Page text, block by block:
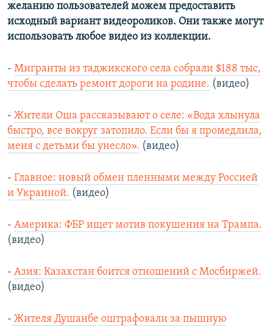
желанию пользователей можем предоставить
исходный вариант видеороликов. Они также могут
использовать любое видео из коллекции.
- Мигранты из таджикского села собрали $188 тыс,
чтобы сделать ремонт дороги на родине. (видео)
- Жители Оша рассказывают о селе: «Вода хлынула
быстро, все вокруг затопило. Если бы я промедлила,
меня с детьми бы унесло». (видео)
- Главное: новый обмен пленными между Россией
и Украиной. (видео)
- Америка: ФБР ищет мотив покушения на Трампа.
(видео)
- Азия: Казахстан боится отношений с Мосбиржей.
(видео)
- Жителя Душанбе оштрафовали за пышную